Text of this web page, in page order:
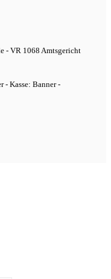
- VR 1068 Amtsgericht
- Kasse: Banner -